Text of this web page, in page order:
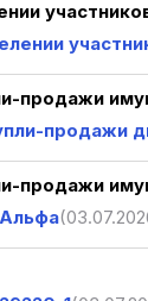
продажи
продажи
продажи